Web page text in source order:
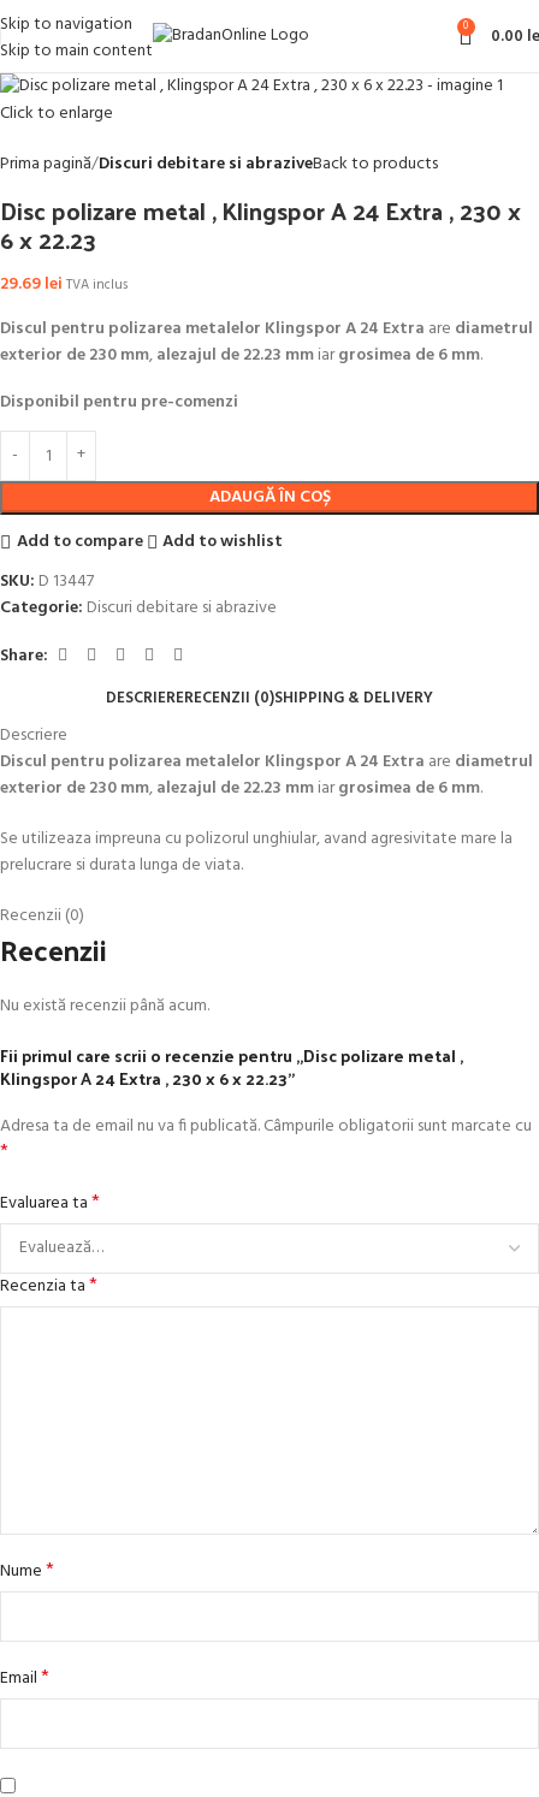
Skip to navigation
Skip to main content
0 0.00
Click to enlarge
Prima pagină Discuri debitare si abraziveBack to products
Disc polizare metal , Klingspor A 24 Extra , 230 x
6 x 22.23
29.69lei TVA inclus
Discul pentru polizarea metalelor Klingspor A 24 Extra are diametrul
exterior de 230 mm,alezajul de 22.23 mmiargrosimea de 6 mm.
Disponibil pentru pre-comenzi
ADAUGĂ ÎN COȘ
Add to compare
Add to wishlist
SKU: D 13447
Categorie: Discuri debitare si abrazive
Share:
DESCRIERERECENZII (0)SHIPPING & DELIVERY
Descriere
Discul pentru polizarea metalelor Klingspor A 24 Extra are diametrul
exterior de 230 mm,alezajul de 22.23 mmiargrosimea de 6 mm.
Se utilizeaza impreuna cu polizorul unghiular, avand agresivitate mare la
prelucrare si durata lunga de viata.
Recenzii (0)
Recenzii
Nu există recenzii până acum.
Fii primul care scrii o recenzie pentru „Disc polizare metal ,
Klingspor A 24 Extra , 230 x 6 x 22.23”
Adresa ta de email nu va fi publicată.Câmpurile obligatorii sunt marcate cu
*
Evaluarea ta*
Recenzia ta*
Nume*
Email*